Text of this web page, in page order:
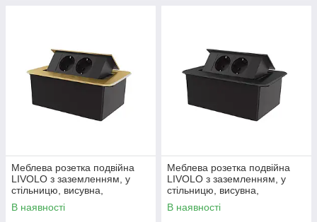
Меблева розетка подвійна
LIVOLO з заземленням, у
стільницю, висувна,
алюміній, плавне відкриття,
золота
В наявності
Меблева розетка подвійна
LIVOLO з заземленням, у
стільницю, висувна,
алюміній, плавне відкриття,
чорна
В наявності